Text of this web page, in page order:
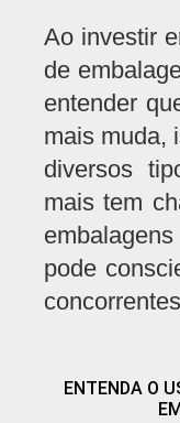
Ao investir
de
entender
mais muda,
diversos
mais tem
pode
ENTENDA O